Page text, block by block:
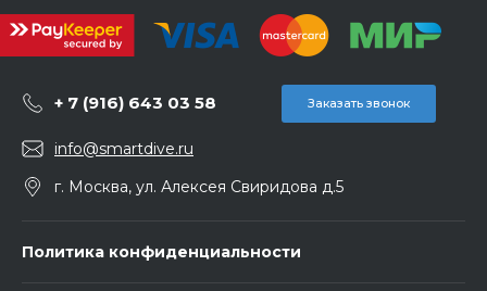
+ 7 (916) 643 03 58 Заказать звонок
info@smartdive.ru
г. Москва, ул. Алексея Свиридова д.5
Политика конфиденциальности